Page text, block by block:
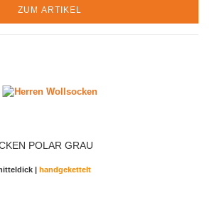
ZUM ARTIKEL
POLAR GRAU
| handgekettelt